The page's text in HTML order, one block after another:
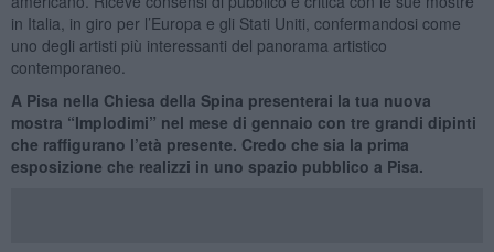
in Italia, in giro per l’Europa e gli Stati Uniti, confermandosi come
uno degli artisti più interessanti del panorama artistico
contemporaneo.
A Pisa nella Chiesa della Spina presenterai la tua nuova
mostra “Implodimi” nel mese di gennaio con tre grandi dipinti
che raffigurano l’età presente. Credo che sia la prima
esposizione che realizzi in uno spazio pubblico a Pisa.